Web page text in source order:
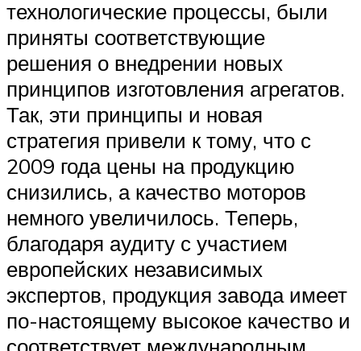
технологические процессы, были
приняты соответствующие
решения о внедрении новых
принципов изготовления агрегатов.
Так, эти принципы и новая
стратегия привели к тому, что с
2009 года цены на продукцию
снизились, а качество моторов
немного увеличилось. Теперь,
благодаря аудиту с участием
европейских независимых
экспертов, продукция завода имеет
по-настоящему высокое качество и